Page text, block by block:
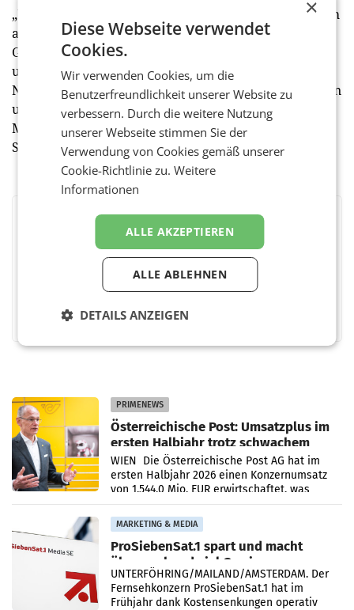
„Umweltinitiative Wir für die Welt“ getragen, der sich
aus ORF, Alpenverein, BirdLife, Global 2000,
Greenpeace, Naturfreunde, Naturschutzbund, VCÖ
und WWF zusammensetzt. Gemeinsames Ziel ist es,
Nachhaltigkeit zum Thema zu machen, zu informieren
und Spenden für Umweltschutzprojekte zu sammeln.
Mutter Erde ist Trägerin des Spendengütesiegels, alle
Spenden sind steuerlich absetzbar.
BEWERTEN SIE DIESEN ARTIKEL
PRIMENEWS
Österreichische Post: Umsatzplus im
ersten Halbjahr trotz schwachem
Briefgeschäft
WIEN Die Österreichische Post AG hat im
ersten Halbjahr 2026 einen Konzernumsatz
von 1.544,0 Mio. EUR erwirtschaftet, was
einem Plus von 3,8 Prozent gegenüber dem
Vergleichszeitraum
MARKETING & MEDIA
ProSiebenSat.1 spart und macht
überraschend viel Gewinn
UNTERFÖHRING/MAILAND/AMSTERDAM. Der
Fernsehkonzern ProSiebenSat.1 hat im
Frühjahr dank Kostensenkungen operativ
×
Diese Webseite verwendet
Cookies.
Wir verwenden Cookies, um die
Benutzerfreundlichkeit unserer Website zu
verbessern. Durch die weitere Nutzung
unserer Webseite stimmen Sie der
Verwendung von Cookies gemäß unserer
Cookie-Richtlinie zu.Weitere
Informationen
ALLE AKZEPTIEREN
ALLE ABLEHNEN
DETAILS ANZEIGEN